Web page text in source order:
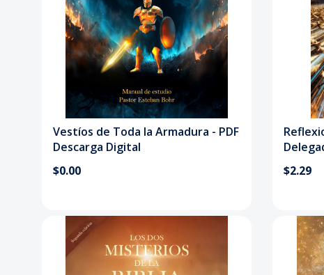
Vestíos de Toda la Armadura - PDF
Descarga Digital
$0.00
$2.29